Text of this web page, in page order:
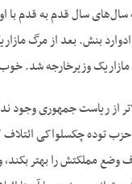
سال قدم به قدم با او
بنش. بعد از مرگ
وزیرخارجه شد.
از ریاست جمهوری وجود
توده چکسلواکی
وضع مملکتش را بهتر بکند،